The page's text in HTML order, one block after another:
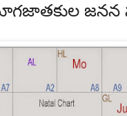
యోగజాతకుల